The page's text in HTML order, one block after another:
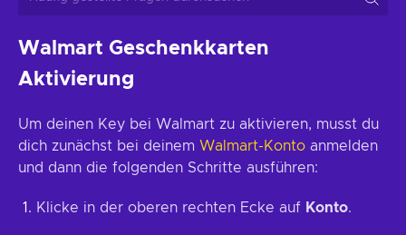
Walmart Geschenkkarten
Aktivierung
Um deinen Key bei Walmart zu aktivieren, musst du
dich zunächst bei deinem Walmart-Konto anmelden
und dann die folgenden Schritte ausführen:
Klicke in der oberen rechten Ecke auf Konto.